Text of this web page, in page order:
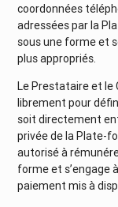
coordonnées
adressées par la
sous une forme et
plus appropriés.
Le Prestataire et le
librement pour
soit directement
privée de la Plate-
autorisé à
forme et s’engage
paiement mis à